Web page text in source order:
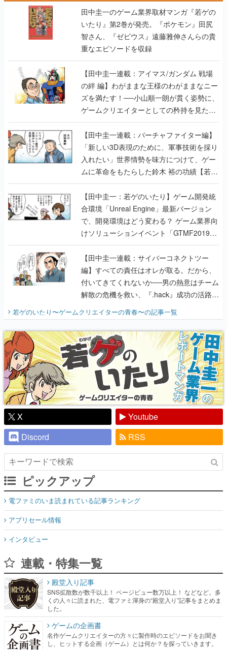
田中圭一のゲーム業界取材マンガ『若ゲの
いたり』第2巻が発売。『ポケモン』田尻
智さん、『ゼビウス』遠藤雅伸さんらの貴
重なエピソードを収録
【田中圭一連載：アイマス/ガンダム 戦場
の絆 編】わがままな王様のわがままなニー
ズを満たす！──小山順一朗が貫く姿勢に、
ゲームクリエイターとしての矜持を見た
【若ゲのいたり最終回】
【田中圭一連載：バーチャファイター編】
「新しい3D表現のために、軍事技術を採り
入れたい」世界情勢を味方につけて、ゲー
ムに革命をもたらした鈴木 裕の功績【若ゲ
のいたり】
【田中圭一：若ゲのいたり】ゲーム開発統
合環境「Unreal Engine」最新バージョン
で、開発環境はどう変わる？ ゲーム業界向
けソリューションイベント「GTMF2019」
に行って、より理解を深めよう【PR】
【田中圭一連載：サイバーコネクトツー
編】すべての責任はオレが取る。だから、
付いてきてくれないか──男の熱意はチーム
解散の危機を救い、『.hack』成功の活路を
開く。業界の快男児・松山 洋に流れる血は
『少年ジャンプ』色だった【若ゲのいた
り】
若ゲのいたり〜ゲームクリエイターの青春〜の記事一覧
X
Youtube
Discord
RSS
ピックアップ
電ファミのいま読まれている記事ランキング
アプリセール情報
インタビュー
連載・特集一覧
殿堂入り記事
SNS拡散数が数千以上！ ページビュー数万以上！ などなど。多
くの人々に読まれた、電ファミ渾身の“殿堂入り”記事をまとめま
した。
ゲームの企画書
名作ゲームクリエイターの方々に製作時のエピソードをお聞き
し、ヒットする企画（ゲーム）とは何か？を探っていきます。